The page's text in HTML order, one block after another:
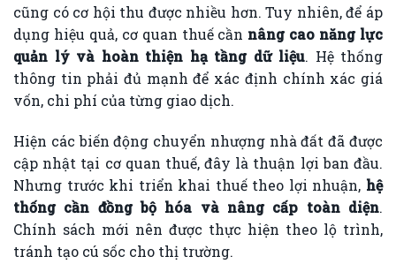
cũng có cơ hội thu được nhiều hơn. Tuy nhiên, để áp
dụng hiệu quả, cơ quan thuế cần nâng cao năng lực
quản lý và hoàn thiện hạ tầng dữ liệu. Hệ thống
thông tin phải đủ mạnh để xác định chính xác giá
vốn, chi phí của từng giao dịch.
Hiện các biến động chuyển nhượng nhà đất đã được
cập nhật tại cơ quan thuế, đây là thuận lợi ban đầu.
Nhưng trước khi triển khai thuế theo lợi nhuận, hệ
thống cần đồng bộ hóa và nâng cấp toàn diện.
Chính sách mới nên được thực hiện theo lộ trình,
tránh tạo cú sốc cho thị trường.